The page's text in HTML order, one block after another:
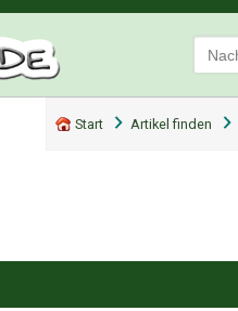
Start Artikel finden